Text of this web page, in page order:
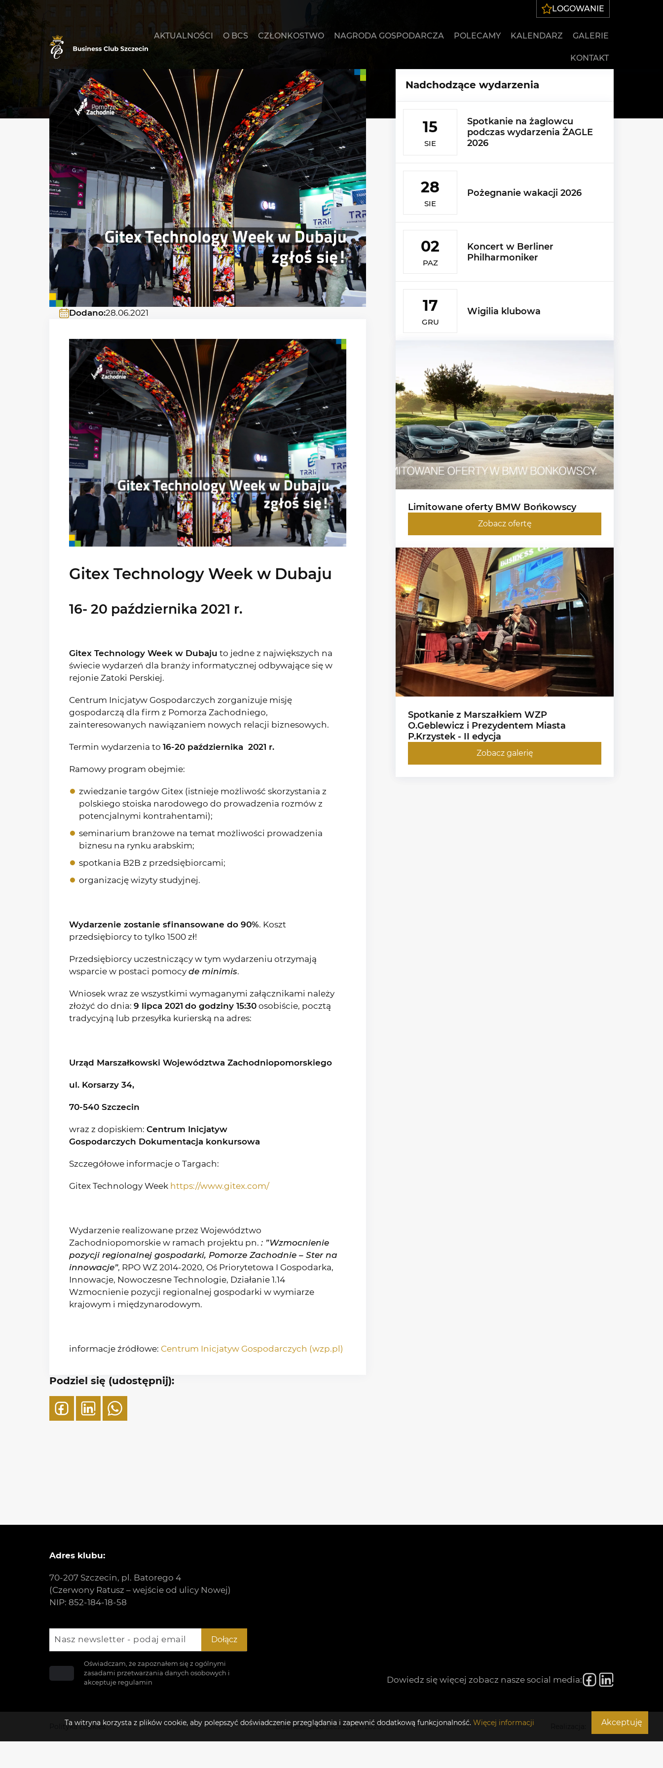
AKTUALNOŚCI O BCS CZŁONKOSTWO NAGRODA GOSPODARCZA POLECAMY KALENDARZ GALERIE
KONTAKT
LOGOWANIE
Dodano:28.06.2021
Gitex Technology Week w Dubaju
16- 20 października 2021 r.
Gitex Technology Week w Dubaju to jedne z największych na
świecie wydarzeń dla branży informatycznej odbywające się w
rejonie Zatoki Perskiej.
Centrum Inicjatyw Gospodarczych zorganizuje misję
gospodarczą dla firm z Pomorza Zachodniego,
zainteresowanych nawiązaniem nowych relacji biznesowych.
Termin wydarzenia to 16-20 października 2021 r.
Ramowy program obejmie:
zwiedzanie targów Gitex (istnieje możliwość skorzystania z
polskiego stoiska narodowego do prowadzenia rozmów z
potencjalnymi kontrahentami);
seminarium branżowe na temat możliwości prowadzenia
biznesu na rynku arabskim;
spotkania B2B z przedsiębiorcami;
organizację wizyty studyjnej.
Wydarzenie zostanie sfinansowane do 90%. Koszt
przedsiębiorcy to tylko 1500 zł!
Przedsiębiorcy uczestniczący w tym wydarzeniu otrzymają
wsparcie w postaci pomocy de minimis.
Wniosek wraz ze wszystkimi wymaganymi załącznikami należy
złożyć do dnia: 9 lipca 2021 do godziny 15:30 osobiście, pocztą
tradycyjną lub przesyłka kurierską na adres:
Urząd Marszałkowski Województwa Zachodniopomorskiego
ul. Korsarzy 34,
70-540 Szczecin
wraz z dopiskiem: Centrum Inicjatyw
Gospodarczych Dokumentacja konkursowa
Szczegółowe informacje o Targach:
Gitex Technology Week https://www.gitex.com/
Wydarzenie realizowane przez Województwo
Zachodniopomorskie w ramach projektu pn. : ”Wzmocnienie
pozycji regionalnej gospodarki, Pomorze Zachodnie – Ster na
innowacje”, RPO WZ 2014-2020, Oś Priorytetowa I Gospodarka,
Innowacje, Nowoczesne Technologie, Działanie 1.14
Wzmocnienie pozycji regionalnej gospodarki w wymiarze
krajowym i międzynarodowym.
informacje źródłowe: Centrum Inicjatyw Gospodarczych (wzp.pl)
Podziel się (udostępnij):
Nadchodzące wydarzenia
15
SIE
Spotkanie na żaglowcu
podczas wydarzenia ŻAGLE
2026
28
SIE
Pożegnanie wakacji 2026
02
PAZ
Koncert w Berliner
Philharmoniker
17
GRU
Wigilia klubowa
Limitowane oferty BMW Bońkowscy
Zobacz ofertę
Spotkanie z Marszałkiem WZP
O.Geblewicz i Prezydentem Miasta
P.Krzystek - II edycja
Zobacz galerię
Adres klubu:
70-207 Szczecin, pl. Batorego 4
(Czerwony Ratusz – wejście od ulicy Nowej)
NIP: 852-184-18-58
Nasz newsletter - podaj email
Oświadczam, że zapoznałem się z ogólnymi
zasadami przetwarzania danych osobowych i
akceptuje regulamin
Dołącz
Dowiedz się więcej zobacz nasze social media:
Polityka cookies Business Club Szczecin © 2026
Ta witryna korzysta z plików cookie, aby polepszyć doświadczenie przeglądania i zapewnić dodatkową funkcjonalność. Więcej informacji Akceptuję